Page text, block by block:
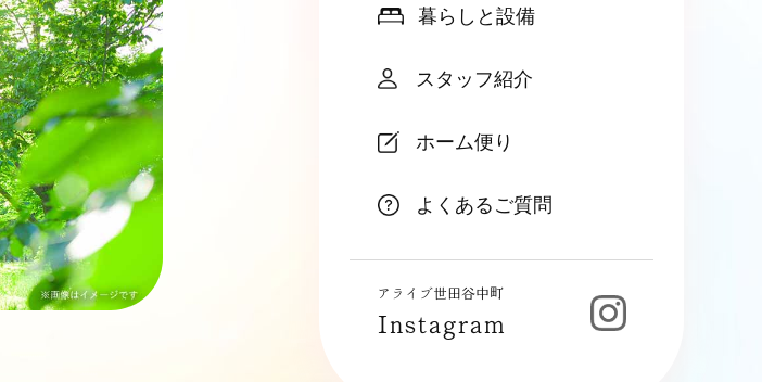
暮らしと設備
スタッフ紹介
ホーム便り
よくあるご質問
アライブ世田谷中町
Instagram